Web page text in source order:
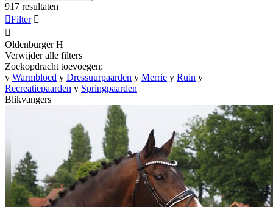
917 resultaten
Filter 

Oldenburger H
Verwijder alle filters
Zoekopdracht toevoegen:
y Warmbloed y Dressuurpaarden y Merrie y Ruin y
Recreatiepaarden y Springpaarden
Blikvangers